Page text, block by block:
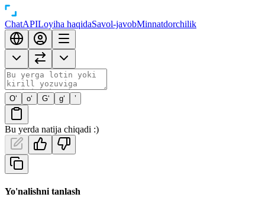
ChatAPILoyiha haqidaSavol-javobMinnatdorchilik
O‘ o‘ G‘ g‘ ’
Bu yerda natija chiqadi :)
Yo'nalishni tanlash